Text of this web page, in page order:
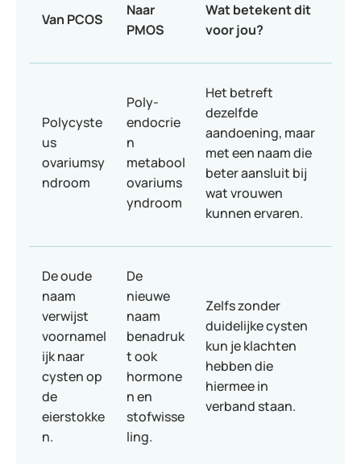
Van PCOS
Naar
PMOS
Wat betekent dit
voor jou?
Polycyste
us
ovariumsy
ndroom
Poly-
endocrie
n
metabool
ovariums
yndroom
Het betreft
dezelfde
aandoening, maar
met een naam die
beter aansluit bij
wat vrouwen
kunnen ervaren.
De oude
naam
verwijst
voornamel
ijk naar
cysten op
de
eierstokke
n.
De
nieuwe
naam
benadruk
t ook
hormone
n en
stofwisse
ling.
Zelfs zonder
duidelijke cysten
kun je klachten
hebben die
hiermee in
verband staan.